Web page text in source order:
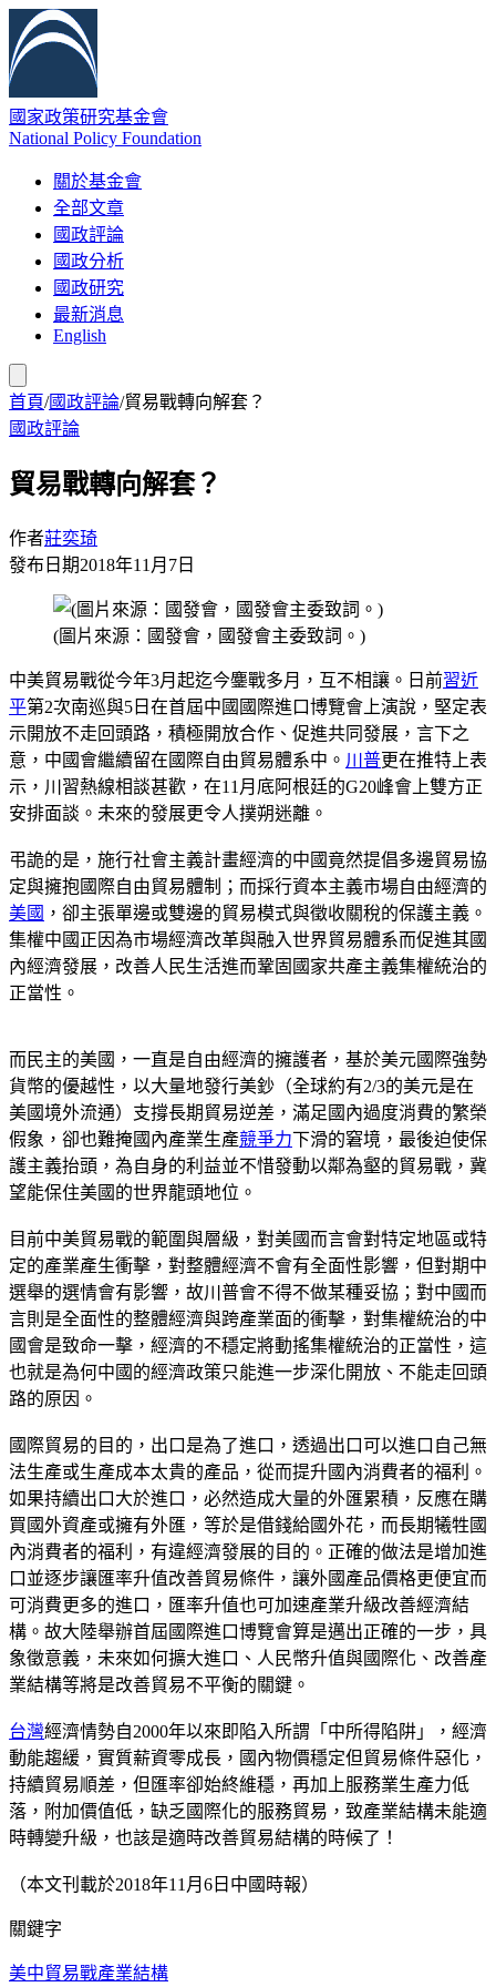
國家政策研究基金會
National Policy Foundation
關於基金會
全部文章
國政評論
國政分析
國政研究
最新消息
English
首頁/國政評論/貿易戰轉向解套？
國政評論
貿易戰轉向解套？
作者莊奕琦
發布日期2018年11月7日
(圖片來源：國發會，國發會主委致詞。)
中美貿易戰從今年3月起迄今鏖戰多月，互不相讓。日前習近
平第2次南巡與5日在首屆中國國際進口博覽會上演說，堅定表
示開放不走回頭路，積極開放合作、促進共同發展，言下之
意，中國會繼續留在國際自由貿易體系中。 川普更在推特上表
示，川習熱線相談甚歡，在11月底阿根廷的G20峰會上雙方正
安排面談。未來的發展更令人撲朔迷離。
弔詭的是，施行社會主義計畫經濟的中國竟然提倡多邊貿易協
定與擁抱國際自由貿易體制；而採行資本主義市場自由經濟的
美國 ，卻主張單邊或雙邊的貿易模式與徵收關稅的保護主義。
集權中國正因為市場經濟改革與融入世界貿易體系而促進其國
內經濟發展，改善人民生活進而鞏固國家共產主義集權統治的
正當性。
而民主的美國，一直是自由經濟的擁護者，基於美元國際強勢
貨幣的優越性，以大量地發行美鈔（全球約有2/3的美元是在
美國境外流通）支撐長期貿易逆差，滿足國內過度消費的繁榮
假象，卻也難掩國內產業生產競爭力下滑的窘境，最後迫使保
護主義抬頭，為自身的利益並不惜發動以鄰為壑的貿易戰，冀
望能保住美國的世界龍頭地位。
目前中美貿易戰的範圍與層級，對美國而言會對特定地區或特
定的產業產生衝擊，對整體經濟不會有全面性影響，但對期中
選舉的選情會有影響，故川普會不得不做某種妥協；對中國而
言則是全面性的整體經濟與跨產業面的衝擊，對集權統治的中
國會是致命一擊，經濟的不穩定將動搖集權統治的正當性，這
也就是為何中國的經濟政策只能進一步深化開放、不能走回頭
路的原因。
國際貿易的目的，出口是為了進口，透過出口可以進口自己無
法生產或生產成本太貴的產品，從而提升國內消費者的福利。
如果持續出口大於進口，必然造成大量的外匯累積，反應在購
買國外資產或擁有外匯，等於是借錢給國外花，而長期犧牲國
內消費者的福利，有違經濟發展的目的。正確的做法是增加進
口並逐步讓匯率升值改善貿易條件，讓外國產品價格更便宜而
可消費更多的進口，匯率升值也可加速產業升級改善經濟結
構。故大陸舉辦首屆國際進口博覽會算是邁出正確的一步，具
象徵意義，未來如何擴大進口、人民幣升值與國際化、改善產
業結構等將是改善貿易不平衡的關鍵。
台灣經濟情勢自2000年以來即陷入所謂「中所得陷阱」，經濟
動能趨緩，實質薪資零成長，國內物價穩定但貿易條件惡化，
持續貿易順差，但匯率卻始終維穩，再加上服務業生產力低
落，附加價值低，缺乏國際化的服務貿易，致產業結構未能適
時轉變升級，也該是適時改善貿易結構的時候了！
（本文刊載於2018年11月6日中國時報）
關鍵字
美中貿易戰產業結構